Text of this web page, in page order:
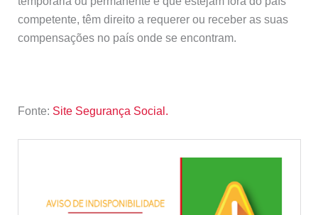
competente, têm direito a requerer ou receber as suas
compensações no país onde se encontram.
Fonte: Site Segurança Social.